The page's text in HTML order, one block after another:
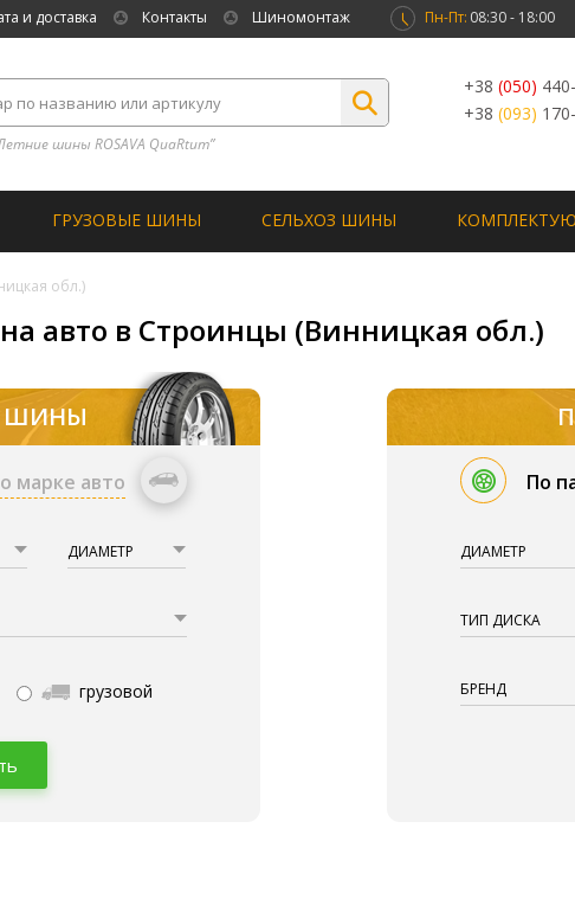
и доставка Контакты Шиномонтаж Пн-Пт: 08:30 - 18:00
шины ROSAVA QuaRtum”
+38 (050)
+38 (093)
ГРУЗОВЫЕ ШИНЫ СЕЛЬХОЗ ШИНЫ
обл.)
авто в Строинцы (Винницкая обл.)
ШИНЫ
марке авто
ДИАМЕТР
грузовой
По
ДИАМЕТР
ТИП ДИСКА
БРЕНД